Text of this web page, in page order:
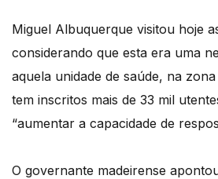
Miguel Albuquerque visitou hoje
considerando que esta era uma
aquela unidade de saúde, na
tem inscritos mais de 33 mil
“aumentar a capacidade de
O governante madeirense